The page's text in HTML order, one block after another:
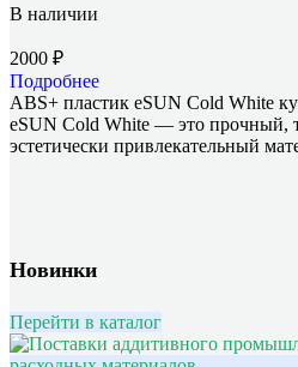
В наличии
2000 ₽
Подробнее
ABS+ пластик eSUN Cold White
eSUN Cold White — это прочный,
эстетически привлекательный
Новинки
Перейти в каталог